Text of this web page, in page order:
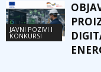
JAVNI POZIVI I
KONKURSI